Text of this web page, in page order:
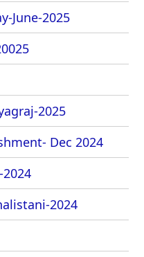
June-2025
2025
Dec 2024
2024